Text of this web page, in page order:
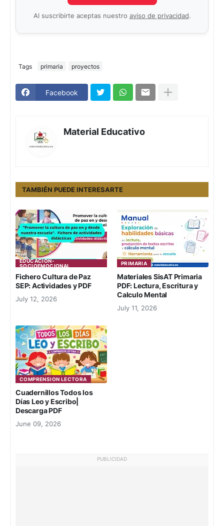
Al suscribirte aceptas nuestro aviso de privacidad.
Tags primaria proyectos
Facebook
Material Educativo
TAMBIÉN PUEDE INTERESARTE
EDUCACION-
SOCIOEMOCIONAL
Fichero Cultura de Paz
SEP: Actividades y PDF
July 12, 2026
PRIMARIA
Materiales SisAT Primaria
PDF: Lectura, Escritura y
Calculo Mental
July 11, 2026
COMPRENSION LECTORA
Cuadernillos Todos los
Días Leo y Escribo|
Descarga PDF
June 09, 2026
PUBLICIDAD